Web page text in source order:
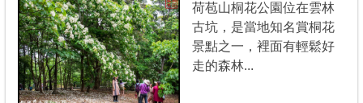
荷苞山桐花公園位在雲林
古坑，是當地知名賞桐花
景點之一，裡面有輕鬆好
走的森林...